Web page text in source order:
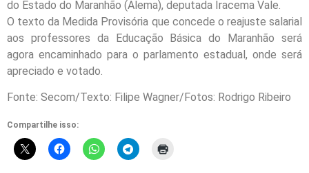
do Estado do Maranhão (Alema), deputada Iracema Vale.
O texto da Medida Provisória que concede o reajuste salarial
aos professores da Educação Básica do Maranhão será
agora encaminhado para o parlamento estadual, onde será
apreciado e votado.
Fonte: Secom/Texto: Filipe Wagner/Fotos: Rodrigo Ribeiro
Compartilhe isso: